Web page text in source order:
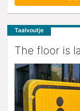
Taalvoutje
The floor is